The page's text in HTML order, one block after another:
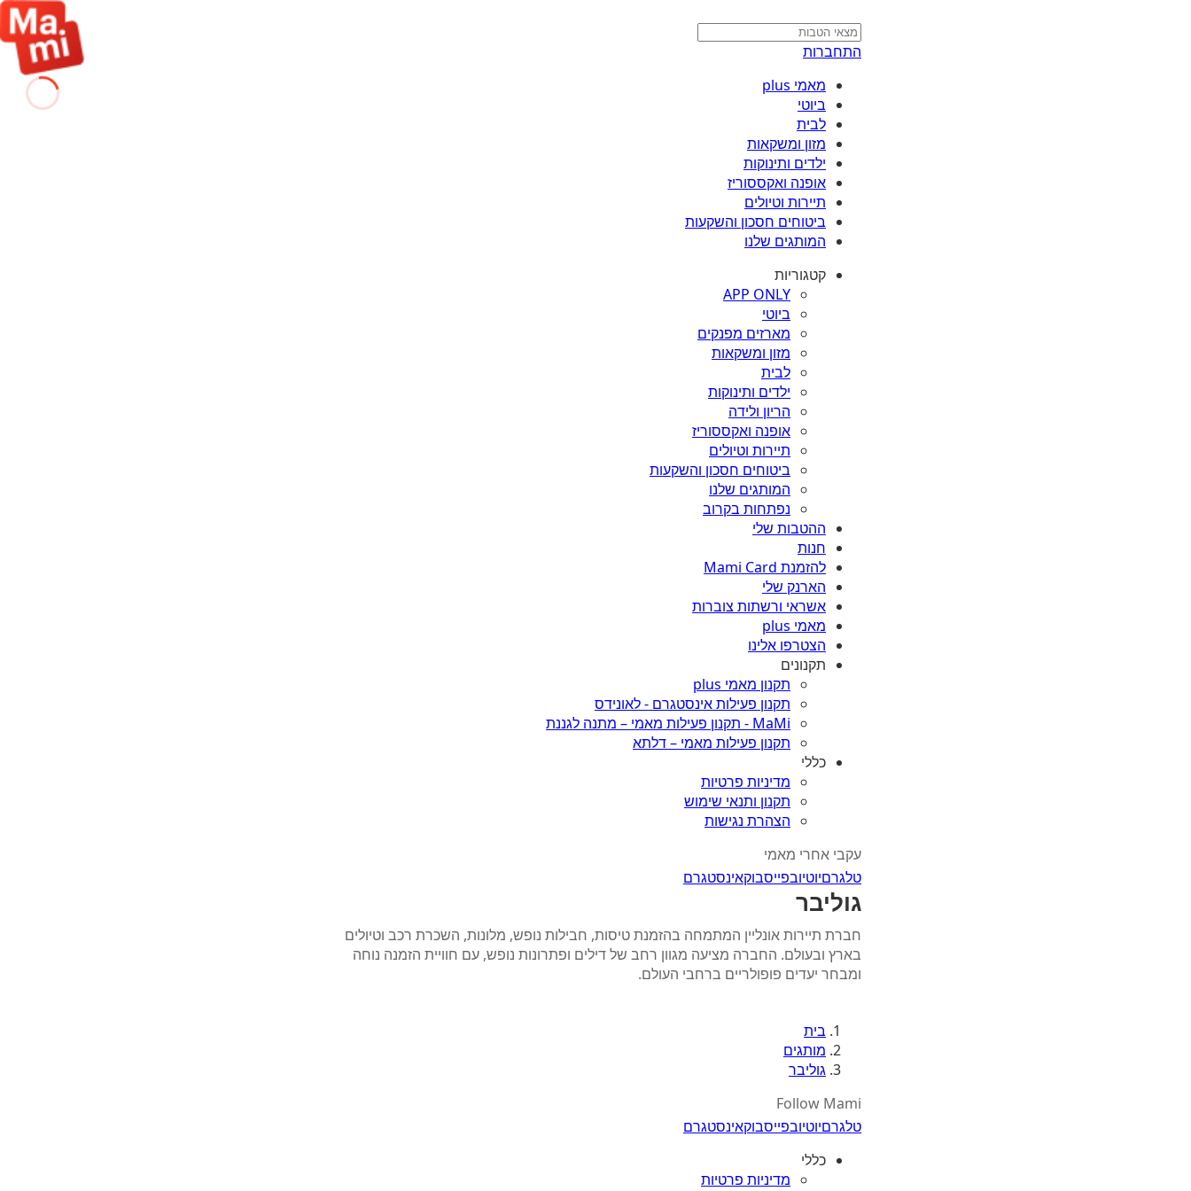
התחברות
מאמי plus
ביוטי
לבית
מזון ומשקאות
ילדים ותינוקות
אופנה ואקססוריז
תיירות וטיולים
ביטוחים חסכון והשקעות
המותגים שלנו
קטגוריות
APP ONLY
ביוטי
מארזים מפנקים
מזון ומשקאות
לבית
ילדים ותינוקות
הריון ולידה
אופנה ואקססוריז
תיירות וטיולים
ביטוחים חסכון והשקעות
המותגים שלנו
נפתחות בקרוב
ההטבות שלי
חנות
להזמנת Mami Card
הארנק שלי
אשראי ורשתות צוברות
מאמי plus
הצטרפו אלינו
תקנונים
תקנון מאמי plus
תקנון פעילות אינסטגרם - לאונידס
MaMi - תקנון פעילות מאמי – מתנה לגננת
תקנון פעילות מאמי – דלתא
כללי
מדיניות פרטיות
תקנון ותנאי שימוש
הצהרת נגישות
עקבי אחרי מאמי
טלגרםיוטיובפייסבוקאינסטגרם
גוליבר
חברת תיירות אונליין המתמחה בהזמנת טיסות, חבילות נופש, מלונות, השכרת רכב וטיולים
בארץ ובעולם. החברה מציעה מגוון רחב של דילים ופתרונות נופש, עם חוויית הזמנה נוחה
ומבחר יעדים פופולריים ברחבי העולם.
בית
מותגים
גוליבר
Follow Mami
טלגרםיוטיובפייסבוקאינסטגרם
כללי
מדיניות פרטיות